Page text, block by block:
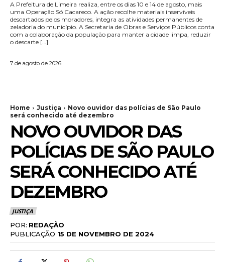
A Prefeitura de Limeira realiza, entre os dias 10 e 14 de agosto, mais
uma Operação Só Cacareco. A ação recolhe materiais inservíveis
descartados pelos moradores, integra as atividades permanentes de
zeladoria do município. A Secretaria de Obras e Serviços Públicos conta
com a colaboração da população para manter a cidade limpa, reduzir
o descarte […]
7 de agosto de 2026